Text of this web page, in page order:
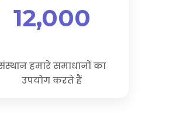
12,000
हमारे समाधानों का
उपयोग करते हैं